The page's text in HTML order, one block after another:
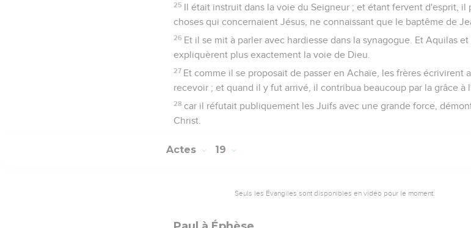
25 Il était instruit dans la voie du Seigneur ; et étant fervent d'esprit,
choses qui concernaient Jésus, ne connaissant que le baptême de
26 Et il se mit à parler avec hardiesse dans la synagogue. Et Aquilas
expliquèrent plus exactement la voie de Dieu.
27 Et comme il se proposait de passer en Achaïe, les frères écrivirent
recevoir ; et quand il y fut arrivé, il contribua beaucoup par la grâce
28 car il réfutait publiquement les Juifs avec une grande force,
Christ.
Actes 19
Seuls les Évangiles sont disponibles en vidéo pour le moment.